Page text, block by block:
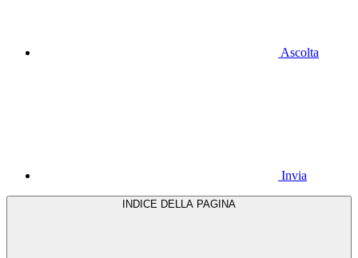
Ascolta
Invia